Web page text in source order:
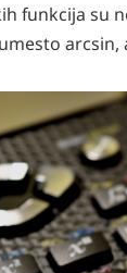
funkcija su
arcsin,